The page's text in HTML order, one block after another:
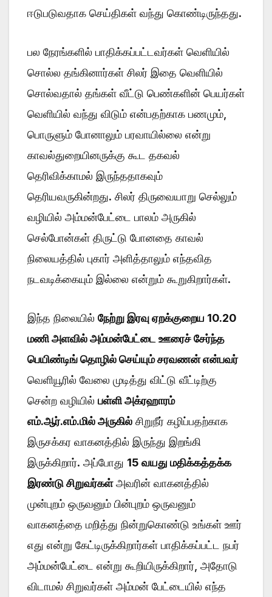
ஈடுபடுவதாக செய்திகள் வந்து கொண்டிருந்தது.
பல நேரங்களில் பாதிக்கப்பட்டவர்கள் வெளியில்
சொல்ல தங்கினார்கள் சிலர் இதை வெளியில்
சொல்வதால் தங்கள் வீட்டு பெண்களின் பெயர்கள்
வெளியில் வந்து விடும் என்பதற்காக பணமும்,
பொருளும் போனாலும் பரவாயில்லை என்று
காவல்துறையினருக்கு கூட தகவல்
தெரிவிக்காமல் இருந்ததாகவும்
தெரியவருகின்றது. சிலர் திருவையாறு செல்லும்
வழியில் அம்மன்பேட்டை பாலம் அருகில்
செல்போன்கள் திருட்டு போனதை காவல்
நிலையத்தில் புகார் அளித்தாலும் எந்தவித
நடவடிக்கையும் இல்லை என்றும் கூறுகிறார்கள்.
இந்த நிலையில் நேற்று இரவு ஏறக்குறைய 10.20
மணி அளவில் அம்மன்பேட்டை ஊரைச் சேர்ந்த
பெயிண்டிங் தொழில் செய்யும் சரவணன் என்பவர்
வெளியூரில் வேலை முடித்து விட்டு வீட்டிற்கு
சென்ற வழியில் பள்ளி அக்ரஹாரம்
எம்.ஆர்.எம்.மில் அருகில் சிறுநீர் கழிப்பதற்காக
இருசக்கர வாகனத்தில் இருந்து இறங்கி
இருக்கிறார். அப்போது 15 வயது மதிக்கத்தக்க
இரண்டு சிறுவர்கள்அவரின் வாகனத்தில்
முன்புறம் ஒருவனும் பின்புறம் ஒருவனும்
வாகனத்தை மறித்து நின்றுகொண்டு உங்கள் ஊர்
எது என்று கேட்டிருக்கிறார்கள் பாதிக்கப்பட்ட நபர்
அம்மன்பேட்டை என்று கூறியிருக்கிறார், அதோடு
விடாமல் சிறுவர்கள் அம்மன் பேட்டையில் எந்த